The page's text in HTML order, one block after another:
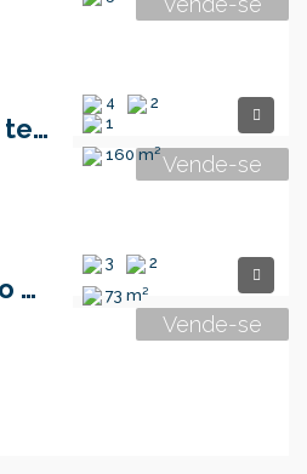
Vende-se
T4 Dúplex com terraço – garagem box – Condomínio fechado
4
2
1
160 m²
Vende-se
T3 Remodelado e Mobilado – Penha de França
3
2
73 m²